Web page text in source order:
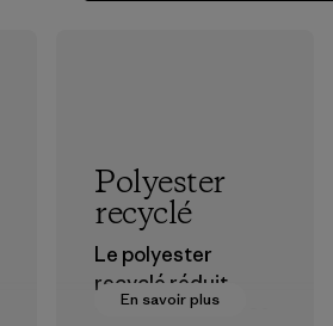
En savoir plus
Polyester
recyclé
Le polyester
recyclé réduit
notre dépendance